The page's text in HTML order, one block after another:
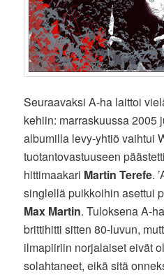
Seuraavaksi A-ha laittoi
kehiin: marraskuussa
albumilla levy-yhtiö vaihtui
tuotantovastuuseen
hittimaakari Martin Terefe.
singlellä puikkoihin asettui
Max Martin. Tuloksena A-
brittihitti sitten 80-luvun,
ilmapiiriin norjalaiset eivät
solahtaneet, eikä sitä